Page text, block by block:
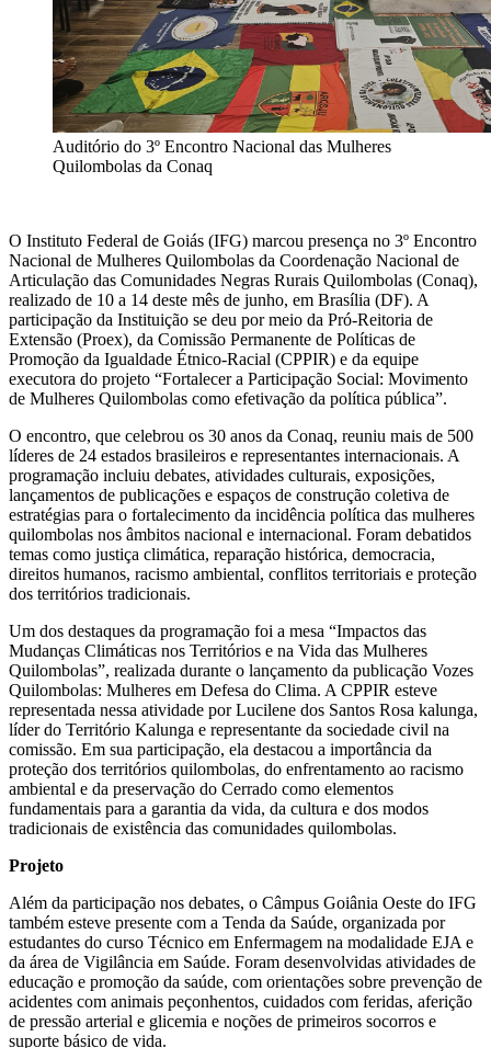
Auditório do 3º Encontro Nacional das Mulheres
Quilombolas da Conaq
O Instituto Federal de Goiás (IFG) marcou presença no 3º Encontro
Nacional de Mulheres Quilombolas da Coordenação Nacional de
Articulação das Comunidades Negras Rurais Quilombolas (Conaq),
realizado de 10 a 14 deste mês de junho, em Brasília (DF). A
participação da Instituição se deu por meio da Pró-Reitoria de
Extensão (Proex), da Comissão Permanente de Políticas de
Promoção da Igualdade Étnico-Racial (CPPIR) e da equipe
executora do projeto “Fortalecer a Participação Social: Movimento
de Mulheres Quilombolas como efetivação da política pública”.
O encontro, que celebrou os 30 anos da Conaq, reuniu mais de 500
líderes de 24 estados brasileiros e representantes internacionais. A
programação incluiu debates, atividades culturais, exposições,
lançamentos de publicações e espaços de construção coletiva de
estratégias para o fortalecimento da incidência política das mulheres
quilombolas nos âmbitos nacional e internacional. Foram debatidos
temas como justiça climática, reparação histórica, democracia,
direitos humanos, racismo ambiental, conflitos territoriais e proteção
dos territórios tradicionais.
Um dos destaques da programação foi a mesa “Impactos das
Mudanças Climáticas nos Territórios e na Vida das Mulheres
Quilombolas”, realizada durante o lançamento da publicação Vozes
Quilombolas: Mulheres em Defesa do Clima. A CPPIR esteve
representada nessa atividade por Lucilene dos Santos Rosa kalunga,
líder do Território Kalunga e representante da sociedade civil na
comissão. Em sua participação, ela destacou a importância da
proteção dos territórios quilombolas, do enfrentamento ao racismo
ambiental e da preservação do Cerrado como elementos
fundamentais para a garantia da vida, da cultura e dos modos
tradicionais de existência das comunidades quilombolas.
Projeto
Além da participação nos debates, o Câmpus Goiânia Oeste do IFG
também esteve presente com a Tenda da Saúde, organizada por
estudantes do curso Técnico em Enfermagem na modalidade EJA e
da área de Vigilância em Saúde. Foram desenvolvidas atividades de
educação e promoção da saúde, com orientações sobre prevenção de
acidentes com animais peçonhentos, cuidados com feridas, aferição
de pressão arterial e glicemia e noções de primeiros socorros e
suporte básico de vida.